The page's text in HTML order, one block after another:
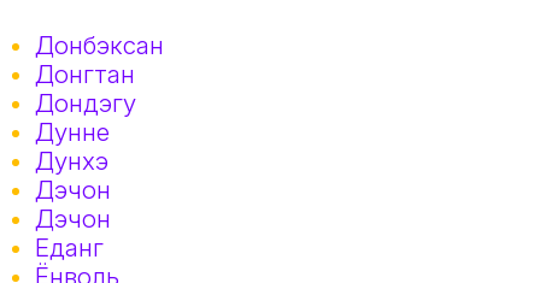
Донбэксан
Донгтан
Дондэгу
Дунне
Дунхэ
Дэчон
Дэчон
Еданг
Ёнволь